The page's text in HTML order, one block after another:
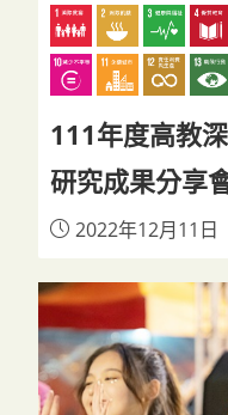
111年度高教
研究成果分享
2022年12月11日